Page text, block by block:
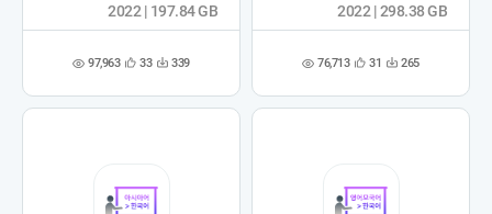
조 97,963 관
록
33 다 339
2022 | 197.84 GB
조 76,713 관
록
31 다 265
2022 | 298.38 GB